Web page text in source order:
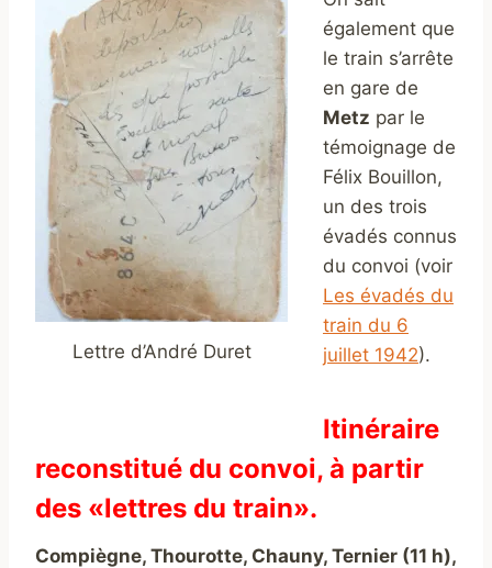
Lettre d’André Duret
également que
le train s’arrête
en gare de
Metz par le
témoignage de
Félix Bouillon,
un des trois
évadés connus
du convoi (voir
Les évadés du
train du 6
juillet 1942).
Itinéraire
reconstitué du convoi, à partir
des «lettres du train».
Compiègne, Thourotte, Chauny, Ternier (11 h),